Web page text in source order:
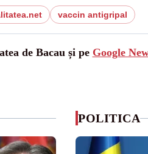
vaccin antigripal
de Bacau și pe Google
POLITICA